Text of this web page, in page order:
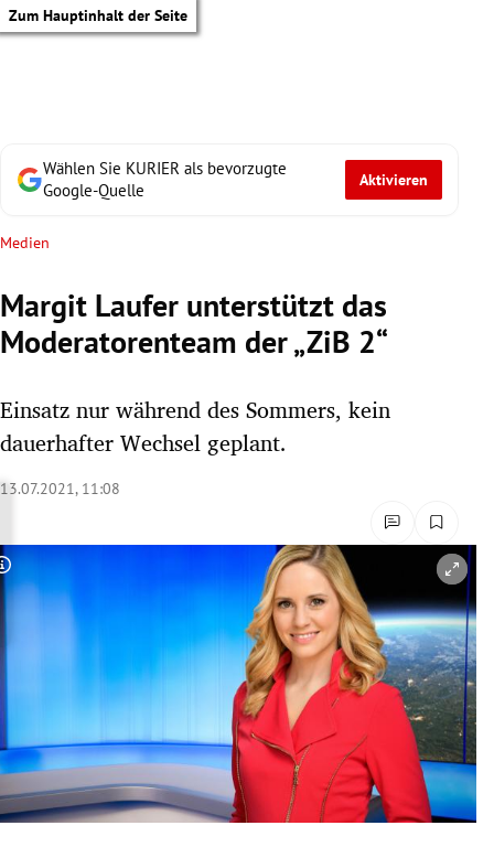
Zum Hauptinhalt der Seite
Untermenü
Untermenü
Untermenü
Wählen Sie KURIER als bevorzugte
Google-Quelle
Aktivieren
Medien
Margit Laufer unterstützt das
Moderatorenteam der „ZiB 2“
Einsatz nur während des Sommers, kein
dauerhafter Wechsel geplant.
13.07.2021, 11:08
Copyright-Hinweis öffnen/schließen